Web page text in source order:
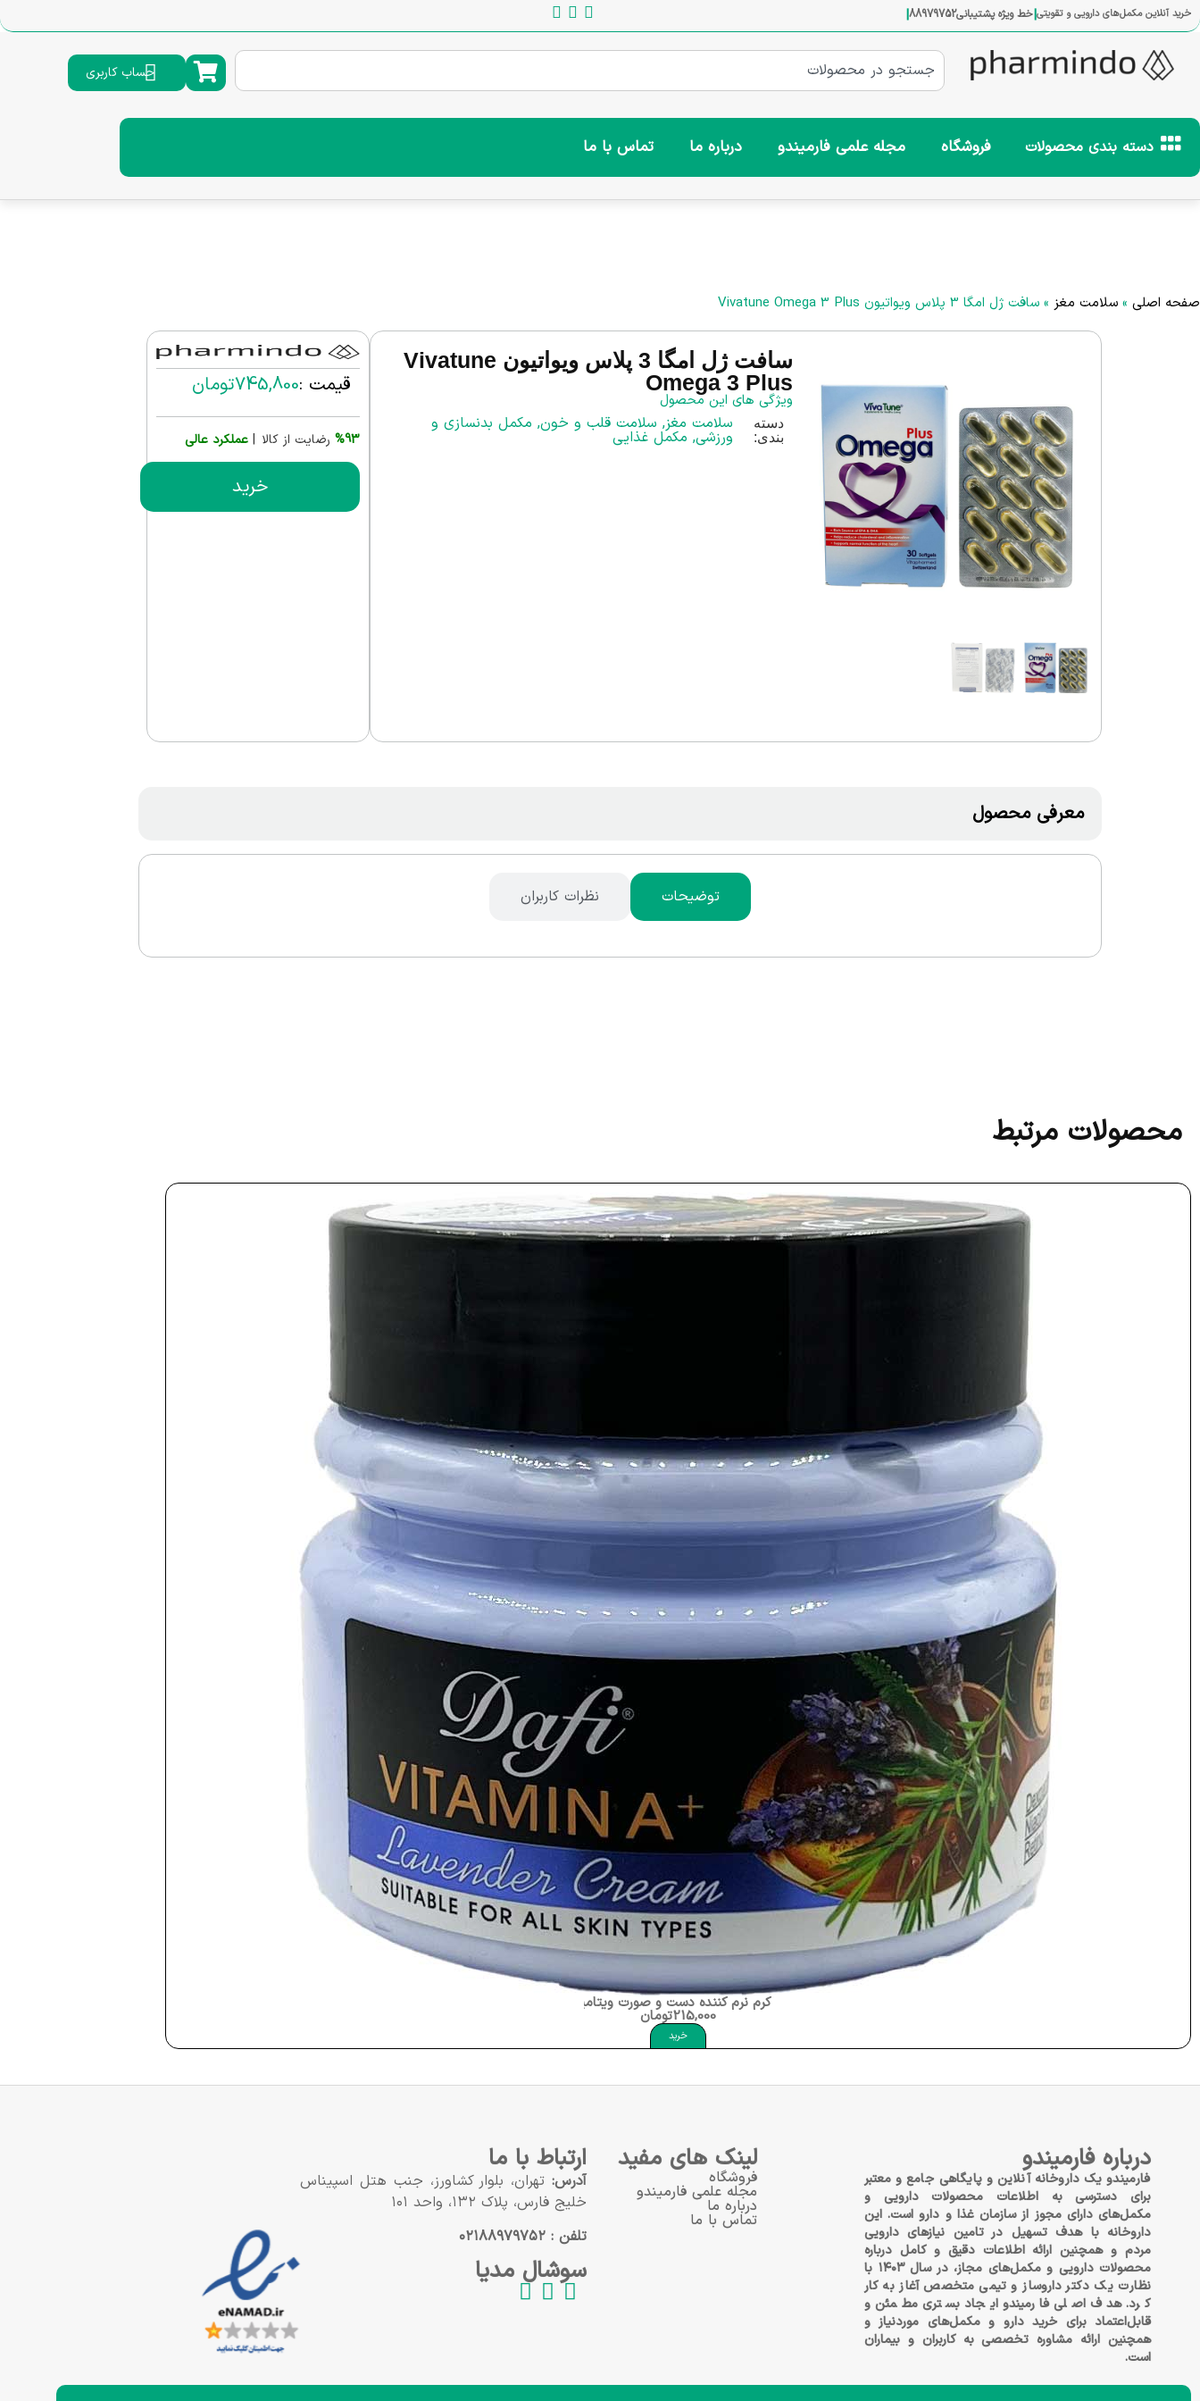
خرید آنلاین مکمل‌های دارویی و تقویتی|خط ویژه پشتیبانی88979752
|
حساب کاربری
دسته بندی محصولات فروشگاه مجله علمی فارمیندو درباره ما تماس با ما
صفحه اصلی » سلامت مغز » سافت ژل امگا 3 پلاس ویواتیون Vivatune Omega 3 Plus
سافت ژل امگا 3 پلاس ویواتیون Vivatune
Omega 3 Plus
ویژگی های این محصول
سلامت مغز, سلامت قلب و خون, مکمل بدنسازی و
ورزشی, مکمل غذایی
دسته
بندی:
قیمت :745,800تومان
%93 رضایت از کالا | عملکرد عالی
خرید
معرفی محصول
توضیحات نظرات کاربران
محصولات مرتبط
کرم نرم کننده دست و صورت ویتامین آ و اسطوخدوس دافی Dafi Vitamin A+ Lavender
215,000تومان
خرید
درباره فارمیندو
فارمیندو یک داروخانه آنلاین و پایگاهی جامع و معتبر
برای دسترسی به اطلاعات محصولات دارویی و
مکمل‌های دارای مجوز از سازمان غذا و دارو است. این
داروخانه با هدف تسهیل در تامین نیازهای دارویی
مردم و همچنین ارائه اطلاعات دقیق و کامل درباره
محصولات دارویی و مکمل‌های مجاز، در سال ۱۴۰۳ با
نظارت یک دکتر داروساز و تیمی متخصص آغاز به کار
کرد. هدف اصلی فارمیندو ایجاد بستری مطمئن و
قابل‌اعتماد برای خرید دارو و مکمل‌های موردنیاز و
همچنین ارائه مشاوره تخصصی به کاربران و بیماران
است.
لینک های مفید
فروشگاه
مجله علمی فارمیندو
درباره ما
تماس با ما
ارتباط با ما
آدرس: تهران، بلوار کشاورز، جنب هتل اسپیناس
خلیج فارس، پلاک ۱۳۲، واحد ۱۰۱
تلفن : ۰۲۱۸۸۹۷۹۷۵۲
سوشال مدیا